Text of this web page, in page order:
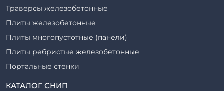
Траверсы железобетонные
Плиты железобетонные
Плиты многопустотные (панели)
Плиты ребристые железобетонные
Портальные стенки
Прогоны железобетонные
КАТАЛОГ СНИП